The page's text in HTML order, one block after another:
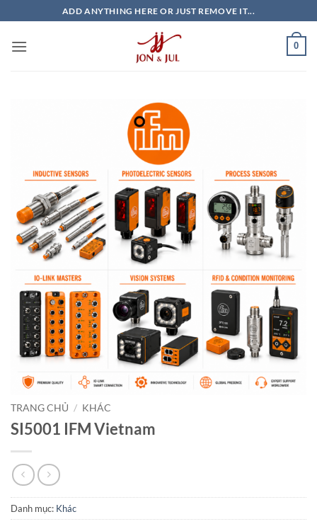
qua
nội
ADD ANYTHING HERE OR JUST REMOVE IT...
0
TRANG CHỦ / KHÁC
SI5001 IFM Vietnam
Danh mục: Khác